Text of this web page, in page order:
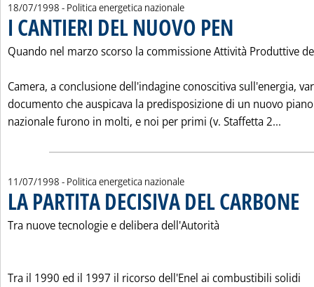
18/07/1998 - Politica energetica nazionale
I CANTIERI DEL NUOVO PEN
Quando nel marzo scorso la commissione Attività Produttive
Camera, a conclusione dell'indagine conoscitiva sull'energia,
documento che auspicava la predisposizione di un nuovo
nazionale furono in molti, e noi per primi (v. Staffetta 2...
11/07/1998 - Politica energetica nazionale
LA PARTITA DECISIVA DEL CARBONE
Tra nuove tecnologie e delibera dell'Autorità
Tra il 1990 ed il 1997 il ricorso dell'Enel ai combustibili solidi